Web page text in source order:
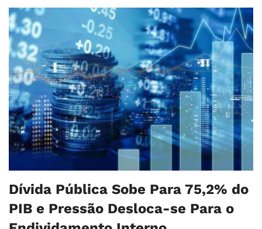
Dívida Pública Sobe Para 75,2% do
PIB e Pressão Desloca-se Para o